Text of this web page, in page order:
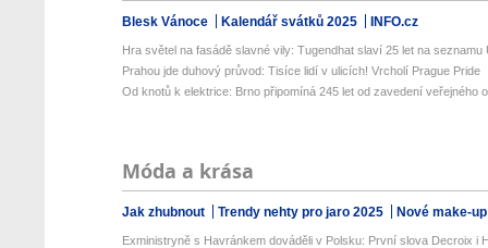
Blesk Vánoce Kalendář svátků 2025 INFO.cz
Hra světel na fasádě slavné vily: Tugendhat slaví 25 let na seznamu
Prahou jde duhový průvod: Tisíce lidí v ulicích! Vrcholí Prague Pride
Od knotů k elektrice: Brno připomíná 245 let od zavedení veřejného
Móda a krása
Jak zhubnout Trendy nehty pro jaro 2025 Nové make-
Exministryně s Havránkem dováděli v Polsku: První slova Decroix i